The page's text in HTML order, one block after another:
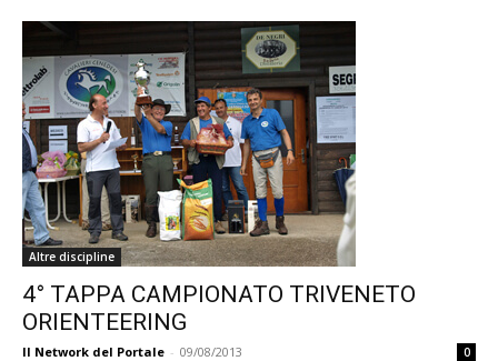
Altre discipline
4° TAPPA CAMPIONATO TRIVENETO
ORIENTEERING
Il Network del Portale - 09/08/2013 0